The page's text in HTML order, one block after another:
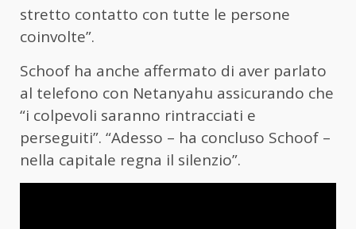
stretto contatto con tutte le persone
coinvolte”.
Schoof ha anche affermato di aver parlato
al telefono con Netanyahu assicurando che
“i colpevoli saranno rintracciati e
perseguiti”. “Adesso – ha concluso Schoof –
nella capitale regna il silenzio”.